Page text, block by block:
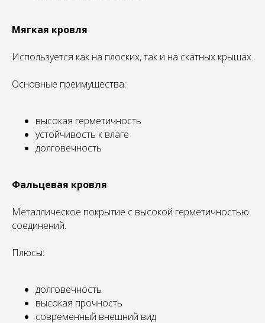
Мягкая кровля
Используется как на плоских, так и на скатных крышах.
Основные преимущества:
высокая герметичность
устойчивость к влаге
долговечность
Фальцевая кровля
Металлическое покрытие с высокой герметичностью
соединений.
Плюсы:
долговечность
высокая прочность
современный внешний вид